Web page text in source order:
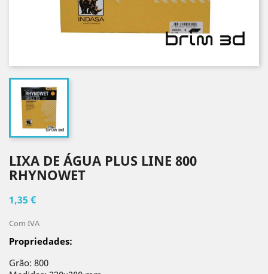
LIXA DE ÁGUA PLUS LINE 800
RHYNOWET
1,35 €
Com IVA
Propriedades:
Grão: 800